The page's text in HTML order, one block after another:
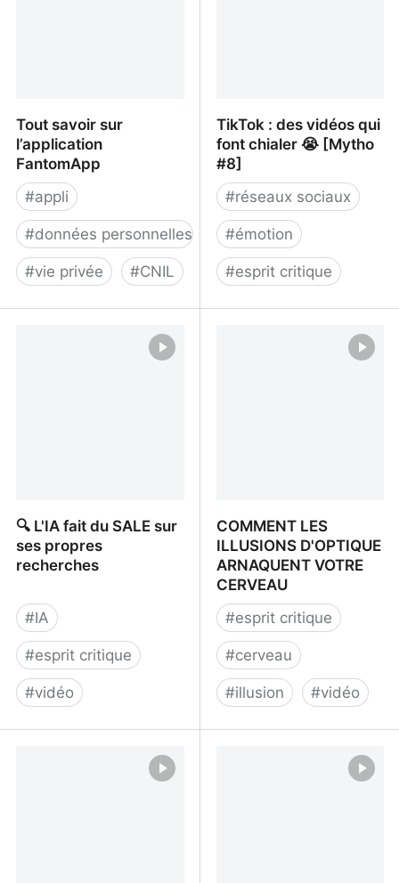
Tout savoir sur
l’application
FantomApp
#appli
#données personnelles
#vie privée #CNIL
l’application FantomApp
TikTok : des vidéos qui
font chialer 😭 [Mytho
#8]
#réseaux sociaux
#émotion
#esprit critique
font chialer 😭 [Mytho
🔍 L'IA fait du SALE sur
ses propres
recherches
#IA
#esprit critique
#vidéo
ses propres recherches
COMMENT LES
ILLUSIONS D'OPTIQUE
ARNAQUENT VOTRE
CERVEAU
#esprit critique
#cerveau
#illusion #vidéo
ILLUSIONS D'OPTIQUE
ARNAQUENT VOTRE